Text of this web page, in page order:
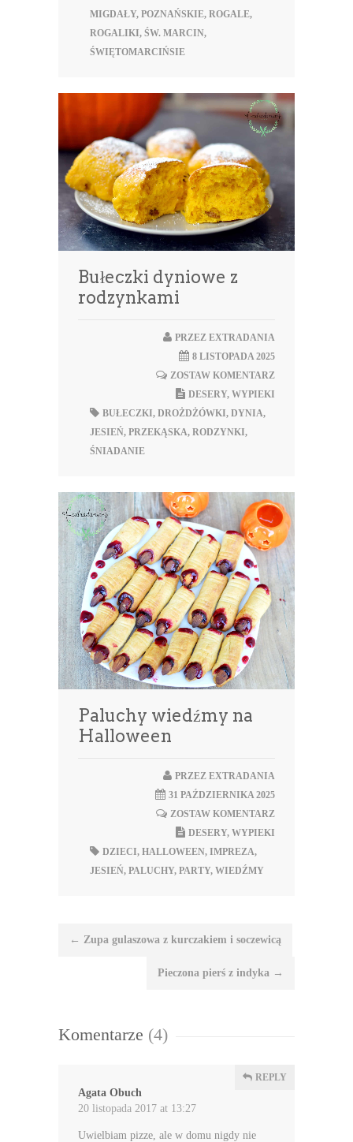
MIGDAŁY, POZNAŃSKIE, ROGALE,
ROGALIKI, ŚW. MARCIN,
ŚWIĘTOMARCIŃSIE
Bułeczki dyniowe z
rodzynkami
PRZEZ EXTRADANIA
8 LISTOPADA 2025
ZOSTAW KOMENTARZ
DESERY, WYPIEKI
BUŁECZKI, DROŻDŻÓWKI, DYNIA,
JESIEŃ, PRZEKĄSKA, RODZYNKI,
ŚNIADANIE
Paluchy wiedźmy na
Halloween
PRZEZ EXTRADANIA
31 PAŹDZIERNIKA 2025
ZOSTAW KOMENTARZ
DESERY, WYPIEKI
DZIECI, HALLOWEEN, IMPREZA,
JESIEŃ, PALUCHY, PARTY, WIEDŹMY
Nawigacja
← Zupa gulaszowa z kurczakiem i soczewicą
Pieczona pierś z indyka →
Komentarze (4)
Agata Obuch
20 listopada 2017 at 13:27
REPLY
Uwielbiam pizze, ale w domu nigdy nie